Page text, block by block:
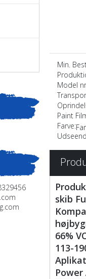
Min.
Model
Paint
Farve:
skib
66%
113-